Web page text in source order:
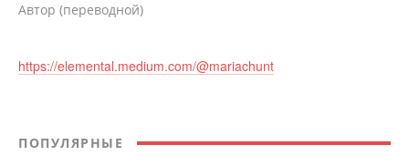
Автор (переводной)
https://elemental.medium.com/@mariachunt
ПОПУЛЯРНЫЕ